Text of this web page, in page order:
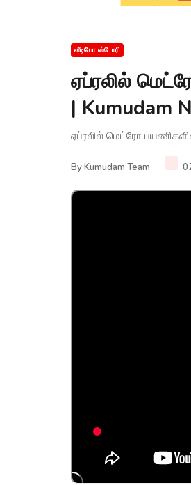
வீடியோ ஸ்டோரி
ஏப்ரலில்
| Kumudam
ஏப்ரலில் மெட்ரோ
ByKumudam Team